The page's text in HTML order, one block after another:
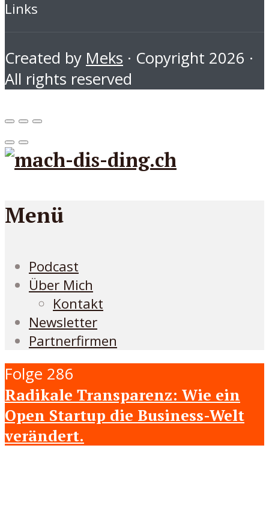
Links
Created by Meks · Copyright 2026 ·
All rights reserved
Menü
Podcast
Über Mich
Kontakt
Newsletter
Partnerfirmen
Folge 286
Radikale Transparenz: Wie ein
Open Startup die Business-Welt
verändert.